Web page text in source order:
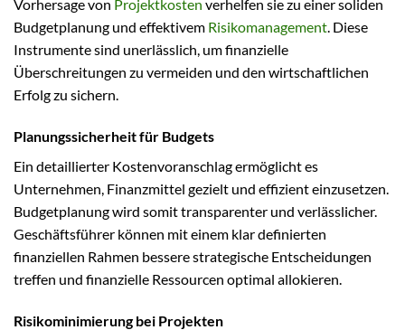
Vorhersage von Projektkosten verhelfen sie zu einer soliden
Budgetplanung und effektivem Risikomanagement. Diese
Instrumente sind unerlässlich, um finanzielle
Überschreitungen zu vermeiden und den wirtschaftlichen
Erfolg zu sichern.
Planungssicherheit für Budgets
Ein detaillierter Kostenvoranschlag ermöglicht es
Unternehmen, Finanzmittel gezielt und effizient einzusetzen.
Budgetplanung wird somit transparenter und verlässlicher.
Geschäftsführer können mit einem klar definierten
finanziellen Rahmen bessere strategische Entscheidungen
treffen und finanzielle Ressourcen optimal allokieren.
Risikominimierung bei Projekten